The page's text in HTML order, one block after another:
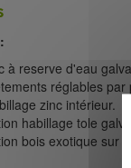
:
à reserve d'eau
réglables
zinc intérieur.
habillage tole
bois exotique sur